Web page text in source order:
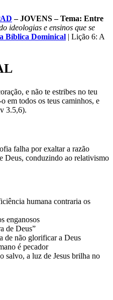
– JOVENS – Tema: Entre
ideologias e ensinos que se
Bíblica Dominical | Lição 6: A
e não te estribes no teu
em todos os teus caminhos, e
3.5,6).
falha por exaltar a razão
Deus, conduzindo ao relativismo
humana contraria os
enganosos
de Deus”
não glorificar a Deus
é pecador
a luz de Jesus brilha no